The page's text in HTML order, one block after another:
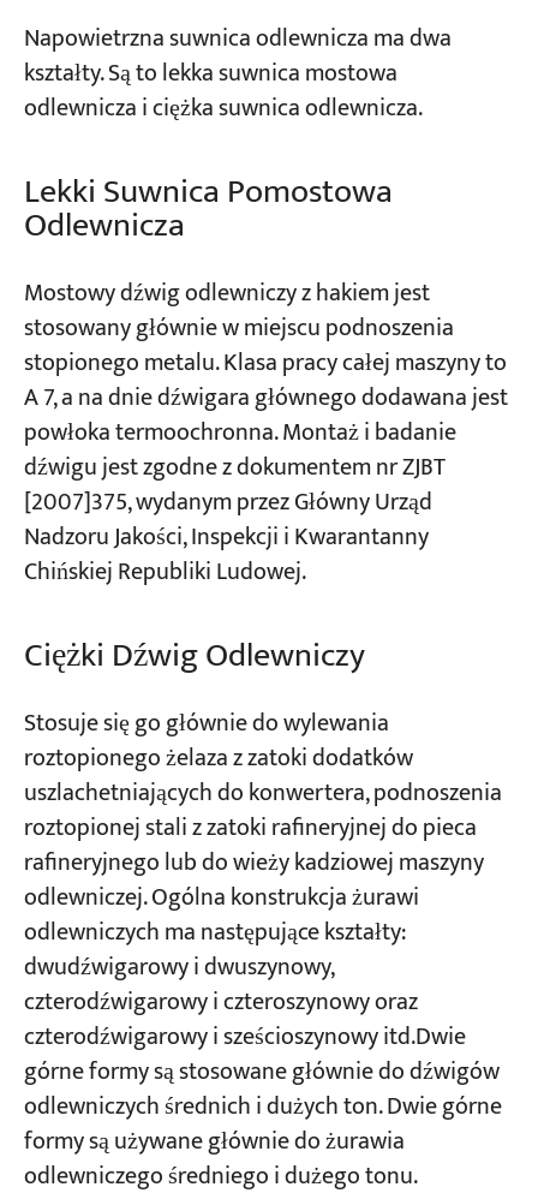
Napowietrzna suwnica odlewnicza ma dwa
kształty. Są to lekka suwnica mostowa
odlewnicza i ciężka suwnica odlewnicza.
Lekki Suwnica Pomostowa
Odlewnicza
Mostowy dźwig odlewniczy z hakiem jest
stosowany głównie w miejscu podnoszenia
stopionego metalu. Klasa pracy całej maszyny to
A 7, a na dnie dźwigara głównego dodawana jest
powłoka termoochronna. Montaż i badanie
dźwigu jest zgodne z dokumentem nr ZJBT
[2007]375, wydanym przez Główny Urząd
Nadzoru Jakości, Inspekcji i Kwarantanny
Chińskiej Republiki Ludowej.
Ciężki Dźwig Odlewniczy
Stosuje się go głównie do wylewania
roztopionego żelaza z zatoki dodatków
uszlachetniających do konwertera, podnoszenia
roztopionej stali z zatoki rafineryjnej do pieca
rafineryjnego lub do wieży kadziowej maszyny
odlewniczej. Ogólna konstrukcja żurawi
odlewniczych ma następujące kształty:
dwudźwigarowy i dwuszynowy,
czterodźwigarowy i czteroszynowy oraz
czterodźwigarowy i sześcioszynowy itd.Dwie
górne formy są stosowane głównie do dźwigów
odlewniczych średnich i dużych ton. Dwie górne
formy są używane głównie do żurawia
odlewniczego średniego i dużego tonu.